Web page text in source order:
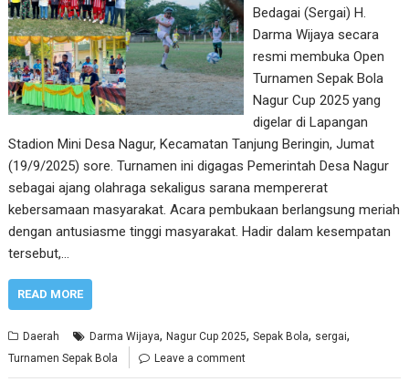
Bedagai (Sergai) H.
Darma Wijaya secara
resmi membuka Open
Turnamen Sepak Bola
Nagur Cup 2025 yang
digelar di Lapangan
Stadion Mini Desa Nagur, Kecamatan Tanjung Beringin, Jumat
(19/9/2025) sore. Turnamen ini digagas Pemerintah Desa Nagur
sebagai ajang olahraga sekaligus sarana mempererat
kebersamaan masyarakat. Acara pembukaan berlangsung meriah
dengan antusiasme tinggi masyarakat. Hadir dalam kesempatan
tersebut,…
READ MORE
Daerah Darma Wijaya,Nagur Cup 2025,Sepak Bola, sergai,
Turnamen Sepak Bola Leave a comment